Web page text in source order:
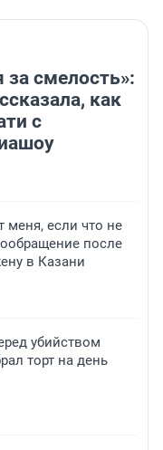
смелость»:
как
с
меня, если что не
после
в Казани
убийством
торт на день